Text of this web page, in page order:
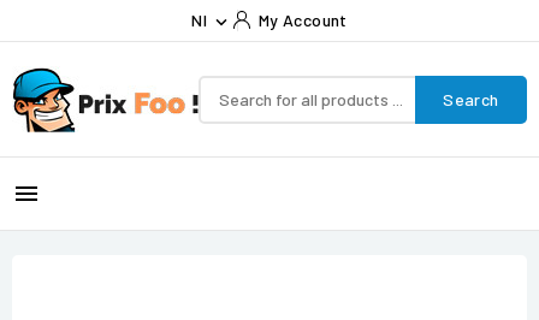
Nl  My Account
Search
